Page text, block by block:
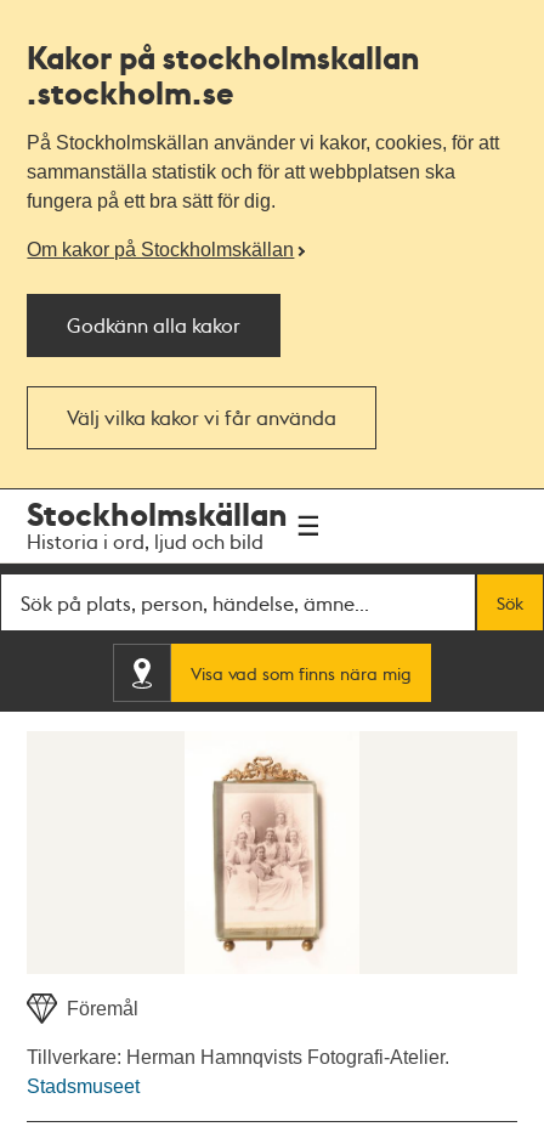
Kakor på stockholmskallan
.stockholm.se
På Stockholmskällan använder vi kakor, cookies, för att
sammanställa statistik och för att webbplatsen ska
fungera på ett bra sätt för dig.
Om kakor på Stockholmskällan
Godkänn alla kakor
Välj vilka kakor vi får använda
navigationen
huvudinnehållet
Stockholmskällan
Historia i ord, ljud och bild
Sök
Visa vad som finns nära mig
Föremål
Tillverkare: Herman Hamnqvists Fotografi-Atelier.
Stadsmuseet